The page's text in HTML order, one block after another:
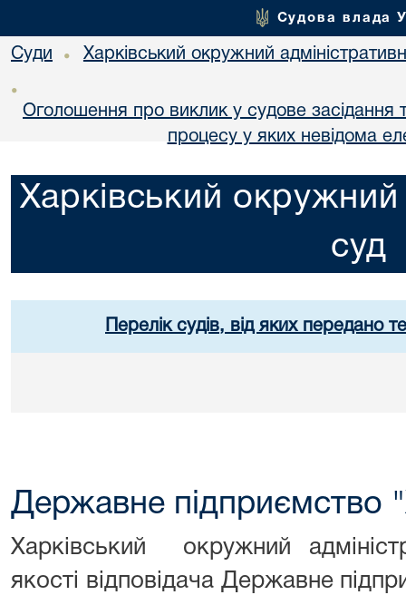
Судова влада
Суди • Харківський окружний
•
Оголошення про виклик у судове засідання
процесу у яких невідома
Харківський окружний
суд
Перелік судів, від яких передано
Державне підприємство
Харківський окружний
якості відповідача Державне